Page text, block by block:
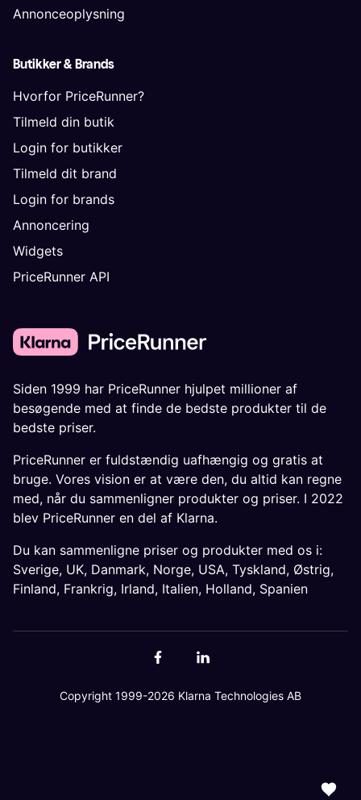
Annonceoplysning
Butikker & Brands
Hvorfor PriceRunner?
Tilmeld din butik
Login for butikker
Tilmeld dit brand
Login for brands
Annoncering
Widgets
PriceRunner API
Siden 1999 har PriceRunner hjulpet millioner af
besøgende med at finde de bedste produkter til de
bedste priser.
PriceRunner er fuldstændig uafhængig og gratis at
bruge. Vores vision er at være den, du altid kan regne
med, når du sammenligner produkter og priser. I 2022
blev PriceRunner en del af Klarna.
Du kan sammenligne priser og produkter med os i:
Sverige, UK, Danmark, Norge, USA, Tyskland, Østrig,
Finland, Frankrig, Irland, Italien, Holland, Spanien
Copyright 1999-2026 Klarna Technologies AB